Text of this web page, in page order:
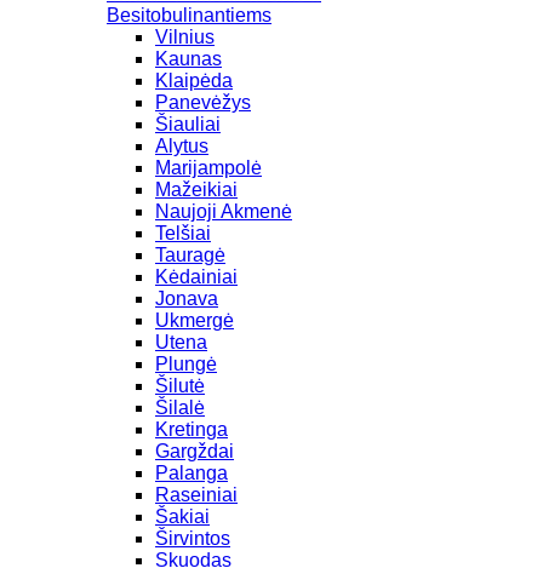
Besitobulinantiems
Vilnius
Kaunas
Klaipėda
Panevėžys
Šiauliai
Alytus
Marijampolė
Mažeikiai
Naujoji Akmenė
Telšiai
Tauragė
Kėdainiai
Jonava
Ukmergė
Utena
Plungė
Šilutė
Šilalė
Kretinga
Gargždai
Palanga
Raseiniai
Šakiai
Širvintos
Skuodas